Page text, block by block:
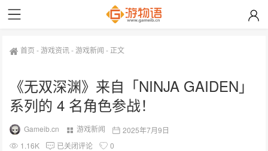
首页 -游戏资讯-游戏新闻 - 正文
《无双深渊》来自「NINJA GAIDEN」
系列的 4 名角色参战！
Gameib.cn 游戏新闻
2025年7月9日
1.16K
已关闭评论 0